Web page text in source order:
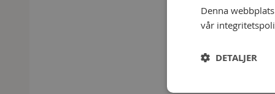
Denna
vår
DETALJER